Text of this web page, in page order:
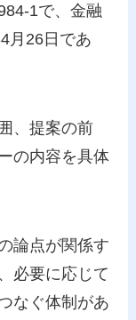
1で、金融
月26日であ
、提案の前
の内容を具体
論点が関係す
必要に応じて
なぐ体制があ